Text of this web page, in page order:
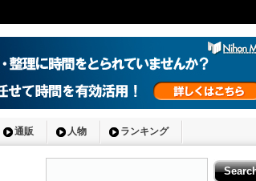
通販 人物 ランキング